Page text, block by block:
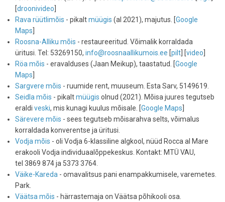
[droonivideo
Rava rüütlimõis - pikaltmüügis (al 2021), majutus. [Google
Maps
Roosna-Alliku mõis - restaureeritud. Võimalik korraldada
üritusi. Tel: 53269150, info@roosnaallikumois.ee [pilt ] [video
Röa mõis - eravalduses (Jaan Meikup), taastatud. [Google
Maps
Sargvere mõis - ruumide rent, muuseum. Esta Sarv, 5149619.
Seidla mõis - pikaltmüügis olnud (2021). Mõisa juures tegutseb
eraldi veski, mis kunagi kuulus mõisale. [Google Maps
Särevere mõis - sees tegutseb mõisarahva selts, võimalus
korraldada konverentse ja üritusi.
Vodja mõis - oli Vodja 6-klassiline algkool, nüüd Rocca al Mare
erakooli Vodja individuaalõppekeskus. Kontakt: MTÜ VAU,
tel 3869 874 ja 5373 3764.
Väike-Kareda - omavalitsus pani enampakkumisele, varemetes.
Park.
Väätsa mõis - härrastemaja on Väätsa põhikooli osa.